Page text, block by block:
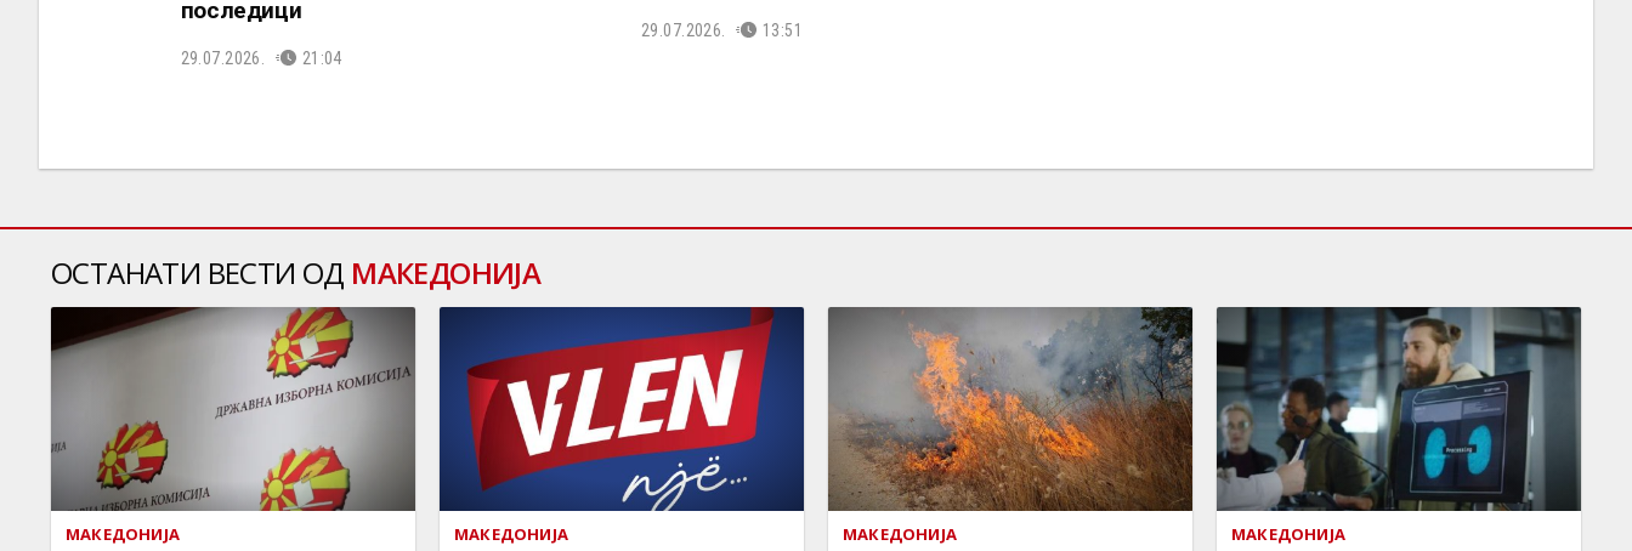
последици
29.07.2026. 21:04
29.07.2026. 13:51
ОСТАНАТИ ВЕСТИ ОД МАКЕДОНИЈА
МАКЕДОНИЈА МАКЕДОНИЈА МАКЕДОНИЈА МАКЕДОНИЈА